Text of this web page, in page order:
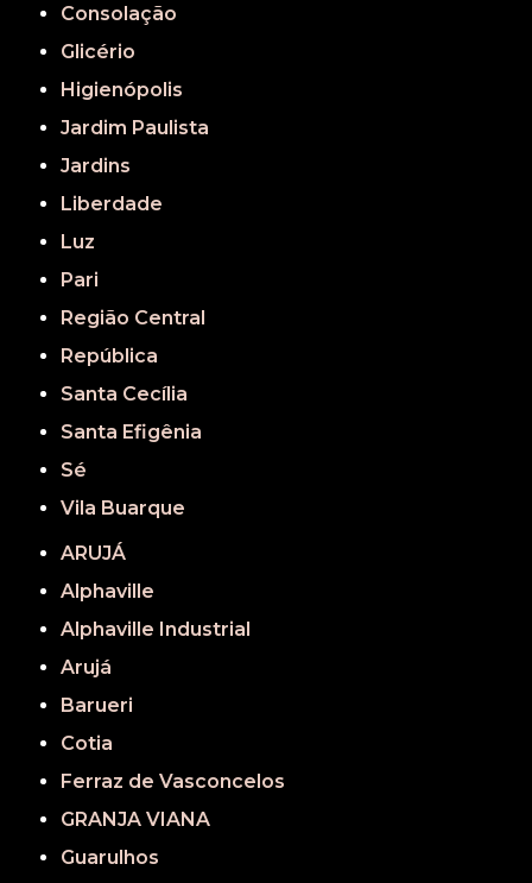
Consolação
Glicério
Higienópolis
Jardim Paulista
Jardins
Liberdade
Luz
Pari
Região Central
República
Santa Cecília
Santa Efigênia
Sé
Vila Buarque
ARUJÁ
Alphaville
Alphaville Industrial
Arujá
Barueri
Cotia
Ferraz de Vasconcelos
GRANJA VIANA
Guarulhos